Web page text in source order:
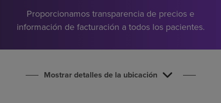
Proporcionamos transparencia de precios e
información de facturación a todos los pacientes.
Mostrar detalles de la ubicación